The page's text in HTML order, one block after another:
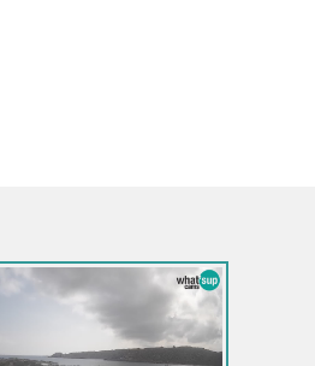
Italija / Sardinija / Sant'Anna Arresi